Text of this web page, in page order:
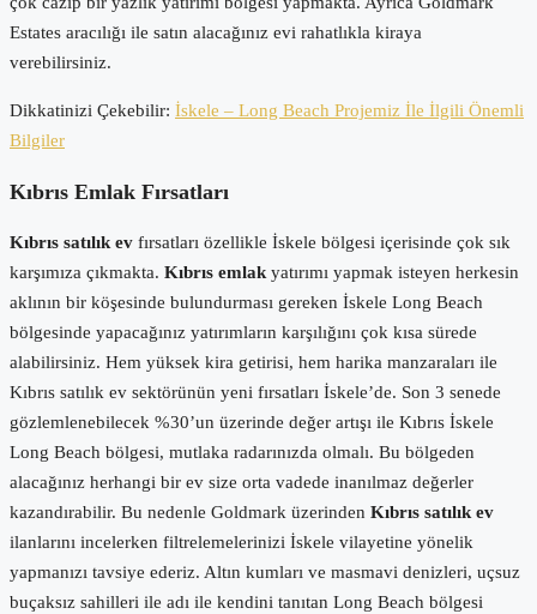
Estates aracılığı ile satın alacağınız evi rahatlıkla kiraya
verebilirsiniz.
Dikkatinizi Çekebilir: İskele – Long Beach Projemiz İle İlgili Önemli
Bilgiler
Kıbrıs Emlak Fırsatları
Kıbrıs satılık ev fırsatları özellikle İskele bölgesi içerisinde çok sık
karşımıza çıkmakta. Kıbrıs emlak yatırımı yapmak isteyen herkesin
aklının bir köşesinde bulundurması gereken İskele Long Beach
bölgesinde yapacağınız yatırımların karşılığını çok kısa sürede
alabilirsiniz. Hem yüksek kira getirisi, hem harika manzaraları ile
Kıbrıs satılık ev sektörünün yeni fırsatları İskele’de. Son 3 senede
gözlemlenebilecek %30’un üzerinde değer artışı ile Kıbrıs İskele
Long Beach bölgesi, mutlaka radarınızda olmalı. Bu bölgeden
alacağınız herhangi bir ev size orta vadede inanılmaz değerler
kazandırabilir. Bu nedenle Goldmark üzerinden Kıbrıs satılık ev
ilanlarını incelerken filtrelemelerinizi İskele vilayetine yönelik
yapmanızı tavsiye ederiz. Altın kumları ve masmavi denizleri, uçsuz
buçaksız sahilleri ile adı ile kendini tanıtan Long Beach bölgesi